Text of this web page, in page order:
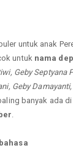
untuk anak
untuk nama
Geby Septyana
Geby
banyak ada